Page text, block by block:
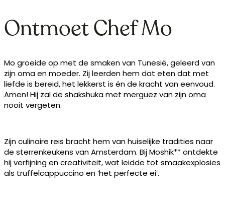
Ontmoet Chef Mo
Mo groeide op met de smaken van Tunesië, geleerd van
zijn oma en moeder. Zij leerden hem dat eten dat met
liefde is bereid, het lekkerst is én de kracht van eenvoud.
Amen! Hij zal de shakshuka met merguez van zijn oma
nooit vergeten.
Zijn culinaire reis bracht hem van huiselijke tradities naar
de sterrenkeukens van Amsterdam. Bij Moshik** ontdekte
hij verfijning en creativiteit, wat leidde tot smaakexplosies
als truffelcappuccino en ‘het perfecte ei’.